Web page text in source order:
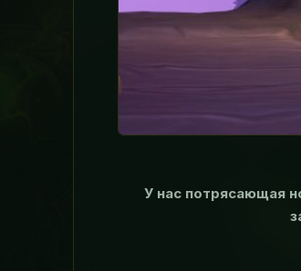
У нас потрясающая